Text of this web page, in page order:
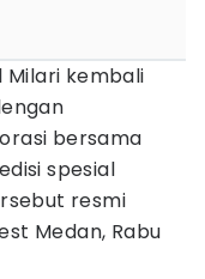
Milari kembali
bersama
spesial
resmi
Medan, Rabu